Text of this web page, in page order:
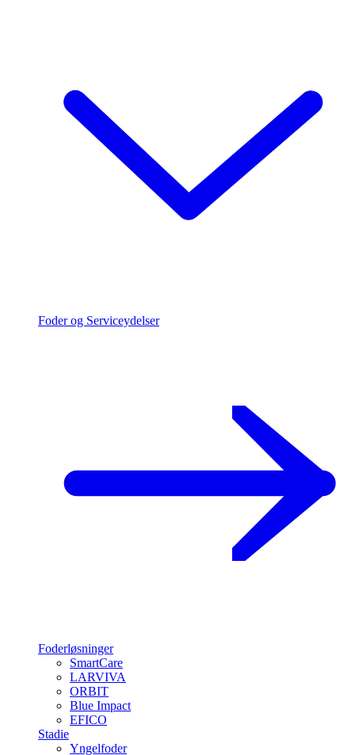
Foder og Serviceydelser
Foderløsninger
SmartCare
LARVIVA
ORBIT
Blue Impact
EFICO
Stadie
Yngelfoder